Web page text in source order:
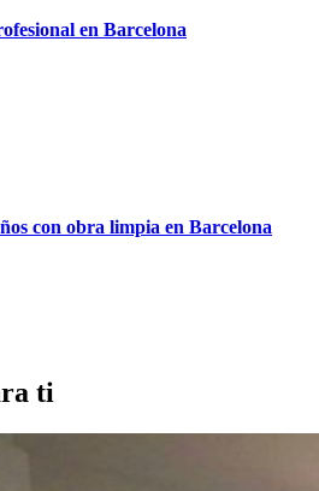
en Barcelona
con obra limpia en Barcelona
ti